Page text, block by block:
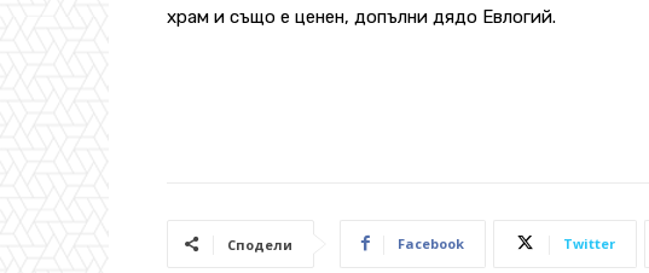
храм и също е ценен, допълни дядо Евлогий.
Сподели Facebook Twitter